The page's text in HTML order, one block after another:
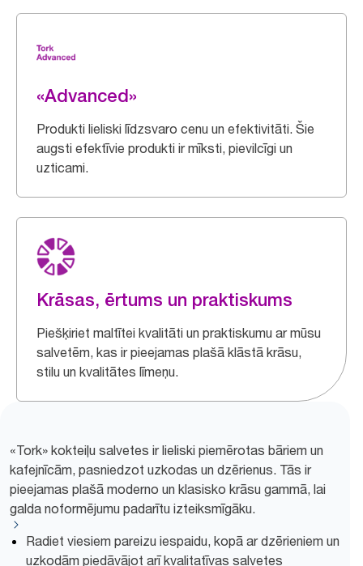
«Advanced»
Produkti lieliski līdzsvaro cenu un efektivitāti. Šie
augsti efektīvie produkti ir mīksti, pievilcīgi un
uzticami.
Krāsas, ērtums un praktiskums
Piešķiriet maltītei kvalitāti un praktiskumu ar mūsu
salvetēm, kas ir pieejamas plašā klāstā krāsu,
stilu un kvalitātes līmeņu.
«Tork» kokteiļu salvetes ir lieliski piemērotas bāriem un
kafejnīcām, pasniedzot uzkodas un dzērienus. Tās ir
pieejamas plašā moderno un klasisko krāsu gammā, lai
galda noformējumu padarītu izteiksmīgāku.
Radiet viesiem pareizu iespaidu, kopā ar dzērieniem un
uzkodām piedāvājot arī kvalitatīvas salvetes